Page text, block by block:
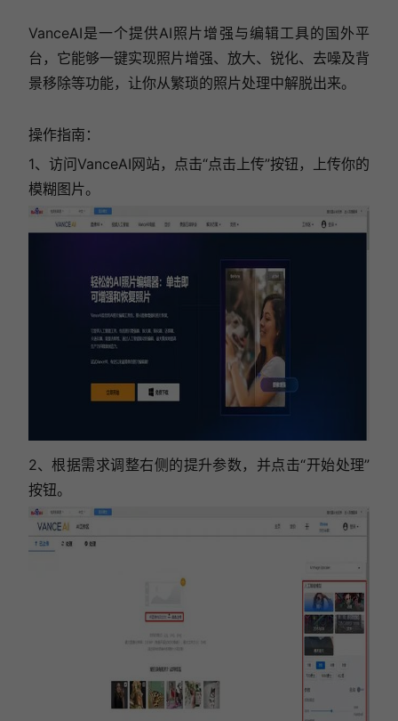
VanceAI是一个提供AI照片增强与编辑工具的国外平
台，它能够一键实现照片增强、放大、锐化、去噪及背
景移除等功能，让你从繁琐的照片处理中解脱出来。
操作指南：
1、访问VanceAI网站，点击“点击上传”按钮，上传你的
模糊图片。
2、根据需求调整右侧的提升参数，并点击“开始处理”
按钮。